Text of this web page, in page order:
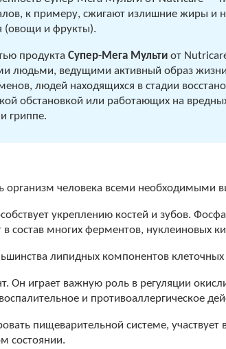
к примеру, сжигают излишние жиры и
(овощи и фрукты).
продукта Супер-Мега Мульти от
людьми, ведущими активный образ
людей находящихся в стадии
обстановкой или работающих на
гриппе.
организм человека всеми необходимыми
укреплению костей и зубов.
в состав многих ферментов, нуклеиновых
липидных компонентов
Он играет важную роль в регуляции
и противоаллергическое
пищеварительной системе,
состоянии.